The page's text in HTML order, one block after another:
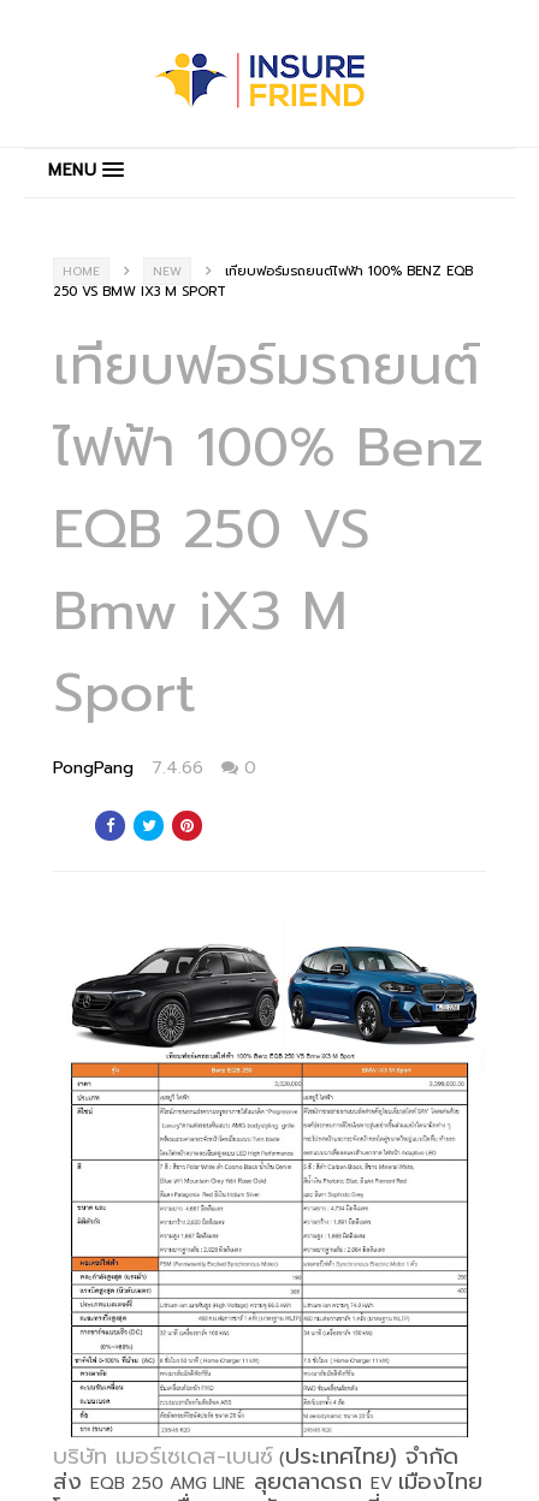
MENU
HOME NEW
เทียบฟอร์มรถยนต์ไฟฟ้า 100% BENZ EQB
250 VS BMW IX3 M SPORT
เทียบฟอร์มรถยนต์
ไฟฟ้า 100% Benz
EQB 250 VS
Bmw iX3 M
Sport
PongPang 7.4.66 0
บริษัท เมอร์เซเดส-เบนซ์ (ประเทศไทย) จำกัด
ส่ง EQB 250 AMG LINE ลุยตลาดรถ EV เมืองไทย